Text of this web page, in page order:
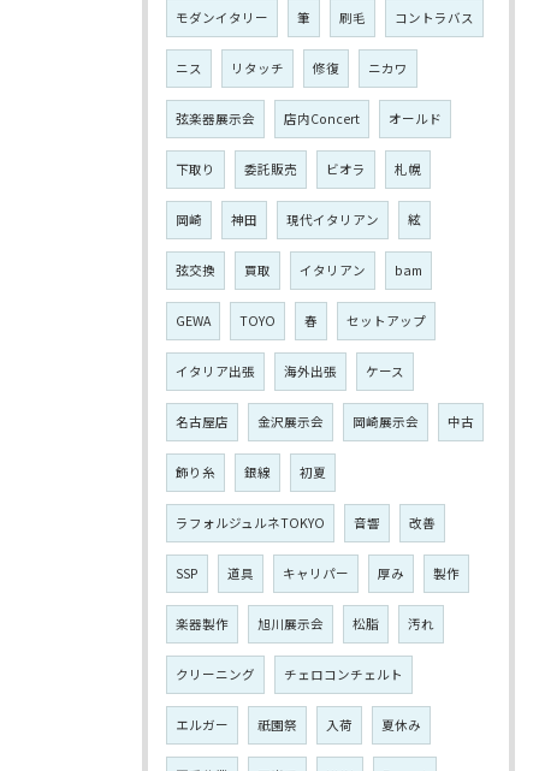
モダンイタリー 筆 刷毛 コントラバス
ニス リタッチ 修復 ニカワ
弦楽器展示会 店内Concert オールド
下取り 委託販売 ビオラ 札幌
岡崎 神田 現代イタリアン 絃
弦交換 買取 イタリアン bam
GEWA TOYO 春 セットアップ
イタリア出張 海外出張 ケース
名古屋店 金沢展示会 岡崎展示会 中古
飾り糸 銀線 初夏
ラフォルジュルネTOKYO 音響 改善
SSP 道具 キャリパー 厚み 製作
楽器製作 旭川展示会 松脂 汚れ
クリーニング チェロコンチェルト
エルガー 祇園祭 入荷 夏休み